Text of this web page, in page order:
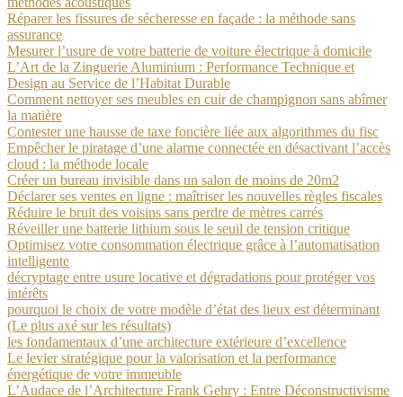
Réparer les fissures de sécheresse en façade : la méthode sans
assurance
Mesurer l’usure de votre batterie de voiture électrique à domicile
L’Art de la Zinguerie Aluminium : Performance Technique et
Design au Service de l’Habitat Durable
Comment nettoyer ses meubles en cuir de champignon sans abîmer
la matière
Contester une hausse de taxe foncière liée aux algorithmes du fisc
Empêcher le piratage d’une alarme connectée en désactivant l’accès
cloud : la méthode locale
Créer un bureau invisible dans un salon de moins de 20m2
Déclarer ses ventes en ligne : maîtriser les nouvelles règles fiscales
Réduire le bruit des voisins sans perdre de mètres carrés
Réveiller une batterie lithium sous le seuil de tension critique
Optimisez votre consommation électrique grâce à l’automatisation
intelligente
décryptage entre usure locative et dégradations pour protéger vos
intérêts
pourquoi le choix de votre modèle d’état des lieux est déterminant
(Le plus axé sur les résultats)
les fondamentaux d’une architecture extérieure d’excellence
Le levier stratégique pour la valorisation et la performance
énergétique de votre immeuble
L’Audace de l’Architecture Frank Gehry : Entre Déconstructivisme